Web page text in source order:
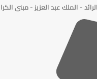
- الملك عبد العزيز - مبنى